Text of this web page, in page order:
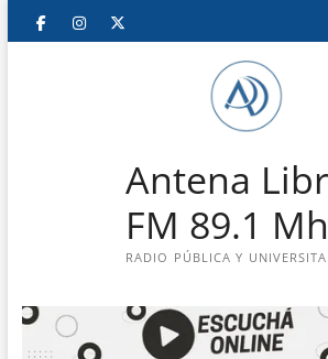
Saltar
FacebookInstagram
Antena
FM 89.1
RADIO PÚBLICA Y